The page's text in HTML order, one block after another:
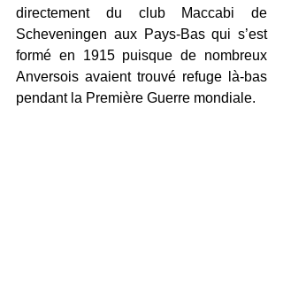
directement du club Maccabi de
Scheveningen aux Pays-Bas qui s’est
formé en 1915 puisque de nombreux
Anversois avaient trouvé refuge là-bas
pendant la Première Guerre mondiale.